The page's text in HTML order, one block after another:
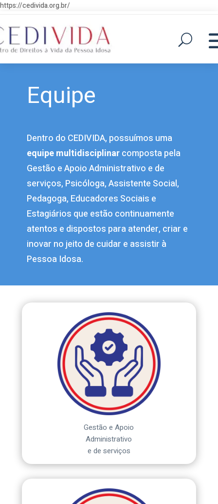
https://cedivida.org.br/
Equipe
Dentro do CEDIVIDA, possuímos uma
equipe multidisciplinarcomposta pela
Gestão e Apoio Administrativo e de
serviços, Psicóloga, Assistente Social,
Pedagoga, Educadores Sociais e
Estagiários que estão continuamente
atentos e dispostos para atender, criar e
inovar no jeito de cuidar e assistir à
Pessoa Idosa.
Gestão e Apoio
Administrativo
e de serviços